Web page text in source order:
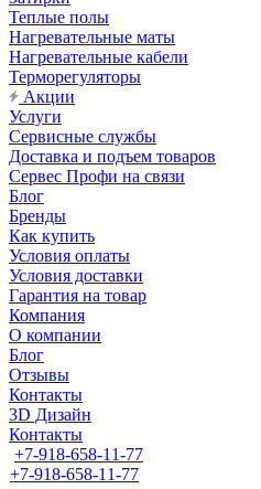
Теплые полы
Нагревательные маты
Нагревательные кабели
Терморегуляторы
Акции
Услуги
Сервисные службы
Доставка и подъем товаров
Сервес Профи на связи
Блог
Бренды
Как купить
Условия оплаты
Условия доставки
Гарантия на товар
Компания
О компании
Блог
Отзывы
Контакты
3D Дизайн
Контакты
+7-918-658-11-77
+7-918-658-11-77